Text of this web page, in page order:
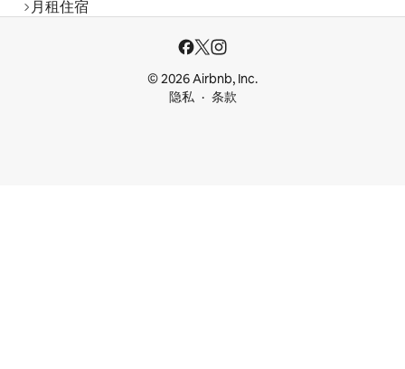
月租住宿
© 2026 Airbnb, Inc.
隐私
条款